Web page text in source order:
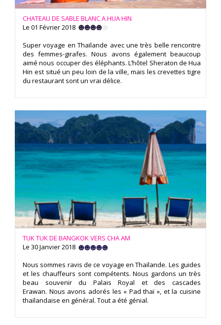
CHATEAU DE SABLE BLANC A HUA HIN
Le 01 Février 2018
Super voyage en Thaïlande avec une très belle rencontre
des femmes-girafes. Nous avons également beaucoup
aimé nous occuper des éléphants. L’hôtel Sheraton de Hua
Hin est situé un peu loin de la ville, mais les crevettes tigre
du restaurant sont un vrai délice.
TUK TUK DE BANGKOK VERS CHA AM
Le 30 Janvier 2018
Nous sommes ravis de ce voyage en Thaïlande. Les guides
et les chauffeurs sont compétents. Nous gardons un très
beau souvenir du Palais Royal et des cascades
Erawan. Nous avons adorés les « Pad thaï », et la cuisine
thaïlandaise en général. Tout a été génial.